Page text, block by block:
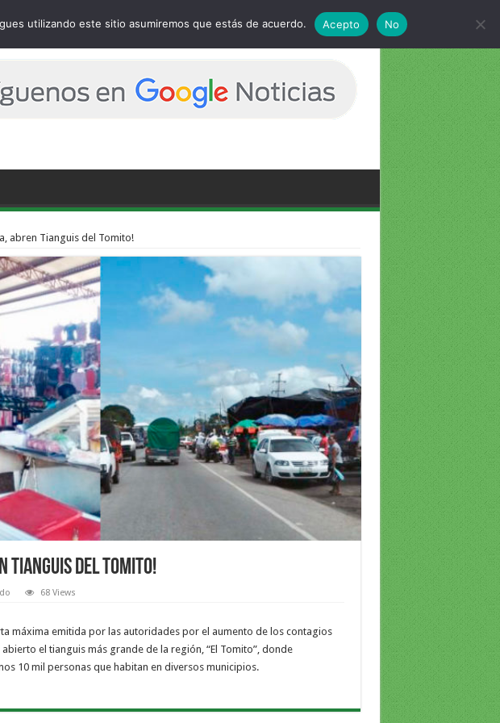
abren Tianguis del Tomito!
Tianguis del Tomito!
68 Views
máxima emitida por las autoridades por el aumento de los contagios
el tianguis más grande de la región, “El Tomito”, donde
10 mil personas que habitan en diversos municipios.
utilizando este sitio asumiremos que estás de acuerdo. Acepto No